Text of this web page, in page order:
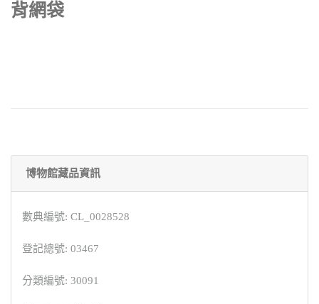
背網袋
博物館藏品資訊
數典編號: CL_0028528
登記總號: 03467
分類編號: 30091